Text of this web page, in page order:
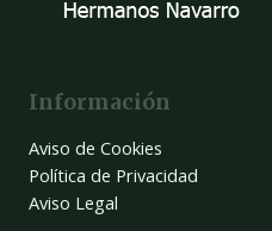
Información
Aviso de Cookies
Política de Privacidad
Aviso Legal